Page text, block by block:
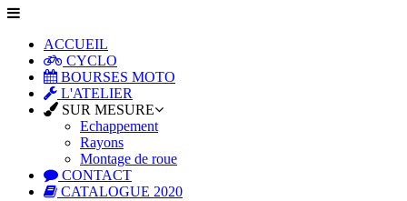
ACCUEIL
CYCLO
BOURSES MOTO
L'ATELIER
SUR MESURE
Echappement
Rayons
Montage de roue
CONTACT
CATALOGUE 2020